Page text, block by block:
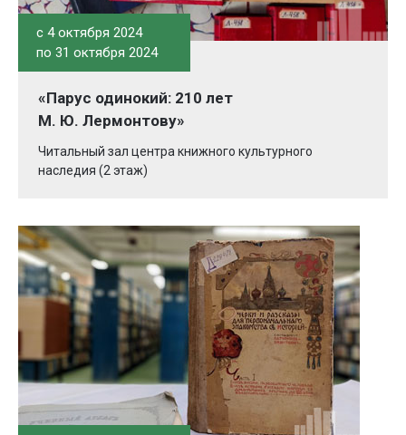
c 4 октября 2024
по 31 октября 2024
«Парус одинокий: 210 лет
М. Ю. Лермонтову»
Читальный зал центра книжного культурного
наследия (2 этаж)